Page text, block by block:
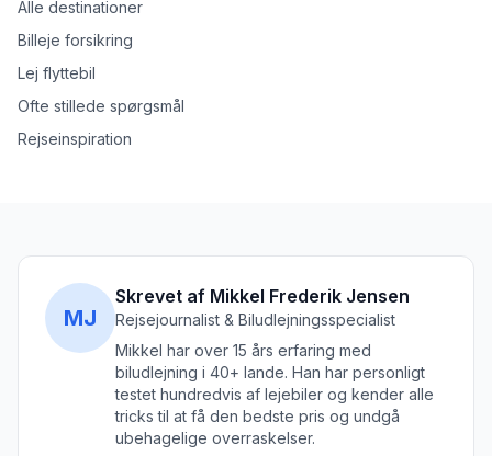
Alle destinationer
Billeje forsikring
Lej flyttebil
Ofte stillede spørgsmål
Rejseinspiration
MJ
Skrevet af Mikkel Frederik Jensen
Rejsejournalist & Biludlejningsspecialist
Mikkel har over 15 års erfaring med
biludlejning i 40+ lande. Han har personligt
testet hundredvis af lejebiler og kender alle
tricks til at få den bedste pris og undgå
ubehagelige overraskelser.